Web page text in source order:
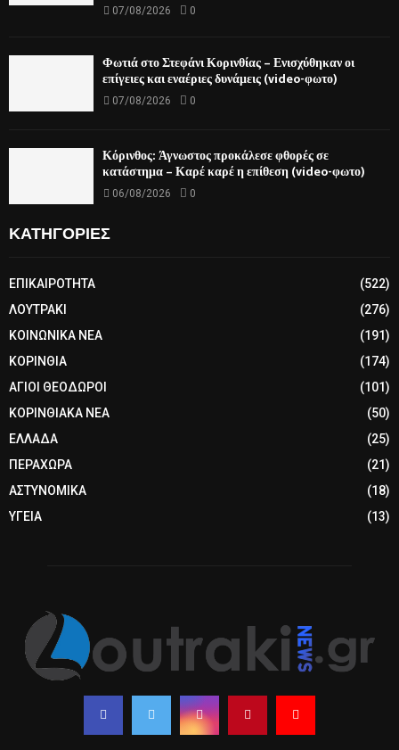
07/08/2026 0
Φωτιά στο Στεφάνι Κορινθίας – Ενισχύθηκαν οι
επίγειες και εναέριες δυνάμεις (video-φωτο)
07/08/2026 0
Κόρινθος: Άγνωστος προκάλεσε φθορές σε
κατάστημα – Καρέ καρέ η επίθεση (video-φωτο)
06/08/2026 0
ΚΑΤΗΓΟΡΙΕΣ
ΕΠΙΚΑΙΡΟΤΗΤΑ
(522)
ΛΟΥΤΡΑΚΙ
(276)
ΚΟΙΝΩΝΙΚΑ ΝΕΑ
(191)
ΚΟΡΙΝΘΙΑ
(174)
ΑΓΙΟΙ ΘΕΟΔΩΡΟΙ
(101)
ΚΟΡΙΝΘΙΑΚΑ ΝΕΑ
(50)
ΕΛΛΑΔΑ
(25)
ΠΕΡΑΧΩΡΑ
(21)
ΑΣΤΥΝΟΜΙΚΑ
(18)
ΥΓΕΙΑ
(13)